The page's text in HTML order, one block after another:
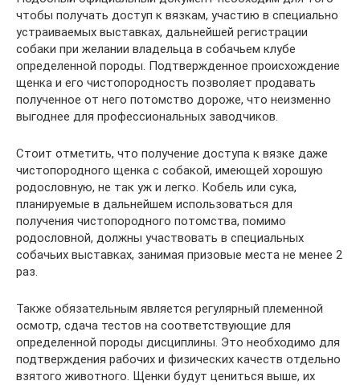
чтобы получать доступ к вязкам, участию в специально
устраиваемых выставках, дальнейшей регистрации
собаки при желании владельца в собачьем клубе
определенной породы. Подтвержденное происхождение
щенка и его чистопородность позволяет продавать
полученное от него потомство дороже, что неизменно
выгоднее для профессиональных заводчиков.
Стоит отметить, что получение доступа к вязке даже
чистопородного щенка с собакой, имеющей хорошую
родословную, не так уж и легко. Кобель или сука,
планируемые в дальнейшем использоваться для
получения чистопородного потомства, помимо
родословной, должны участвовать в специальных
собачьих выставках, занимая призовые места не менее 2
раз.
Также обязательным является регулярный племенной
осмотр, сдача тестов на соответствующие для
определенной породы дисциплины. Это необходимо для
подтверждения рабочих и физических качеств отдельно
взятого животного. Щенки будут цениться выше, их